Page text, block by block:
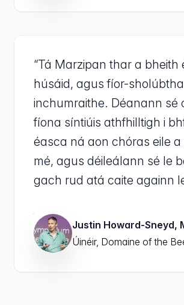
“Tá Marzipan thar a bheith
húsáid, agus fíor-sholúbtha
inchumraithe. Déanann sé
fíona síntiúis athfhilltigh i
éasca ná aon chóras eile a
mé, agus déileálann sé le
gach rud atá caite againn
Justin Howard-Sneyd,
Úinéir, Domaine of the